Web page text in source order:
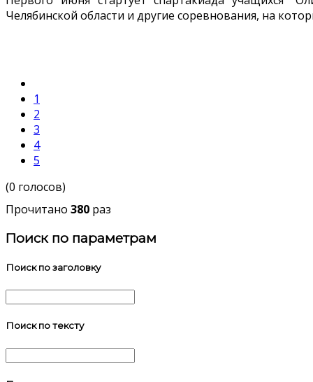
Челябинской области и другие соревнования, на
1
2
3
4
5
(0 голосов)
Прочитано 380 раз
Поиск по параметрам
Поиск по заголовку
Поиск по тексту